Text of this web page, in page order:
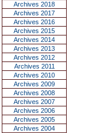
Archives 2018
Archives 2017
Archives 2016
Archives 2015
Archives 2014
Archives 2013
Archives 2012
Archives 2011
Archives 2010
Archives 2009
Archives 2008
Archives 2007
Archives 2006
Archives 2005
Archives 2004